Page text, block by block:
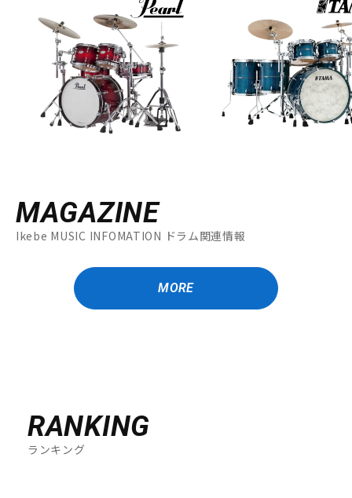
MAGAZINE
Ikebe MUSIC INFOMATION ドラム関連情報
MORE
RANKING
ランキング